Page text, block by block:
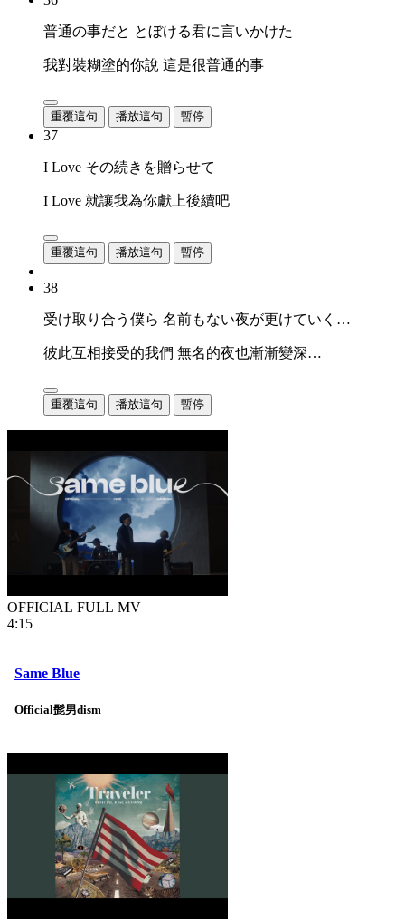
普通の事だと とぼける君に言いかけた
我對裝糊塗的你說 這是很普通的事
重覆這句 播放這句 暫停
37
I Love その続きを贈らせて
I Love 就讓我為你獻上後續吧
重覆這句 播放這句 暫停
38
受け取り合う僕ら 名前もない夜が更けていく…
彼此互相接受的我們 無名的夜也漸漸變深…
重覆這句 播放這句 暫停
OFFICIAL FULL MV
4:15
Same Blue
Official髭男dism